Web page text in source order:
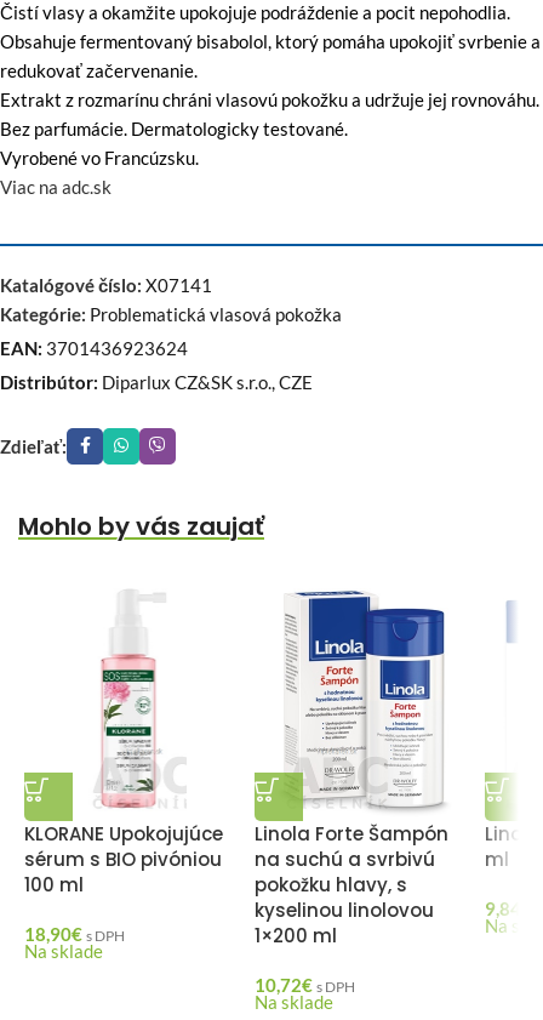
Čistí vlasy a okamžite upokojuje podráždenie a pocit nepohodlia.
Obsahuje fermentovaný bisabolol, ktorý pomáha upokojiť svrbenie a
redukovať začervenanie.
Extrakt z rozmarínu chráni vlasovú pokožku a udržuje jej rovnováhu.
Bez parfumácie. Dermatologicky testované.
Vyrobené vo Francúzsku.
Viac na adc.sk
Katalógové číslo: X07141
Kategórie: Problematická vlasová pokožka
EAN: 3701436923624
Distribútor: Diparlux CZ&SK s.r.o., CZE
Zdieľať:
Mohlo by vás zaujať
KLORANE Upokojujúce
sérum s BIO pivóniou
100 ml
18,90€ s DPH
Na sklade
Linola Forte Šampón
na suchú a svrbivú
pokožku hlavy, s
kyselinou linolovou
1×200 ml
10,72€ s DPH
Na sklade
ml
9,84
Na